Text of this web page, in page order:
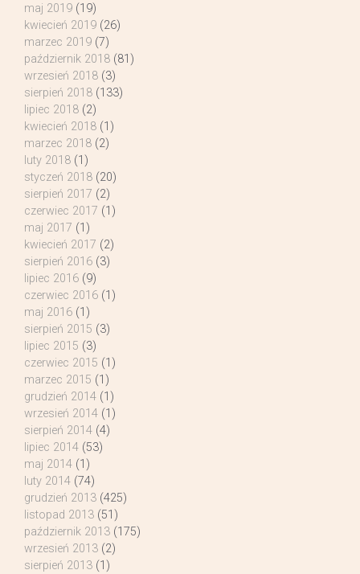
maj 2019 (19)
kwiecień 2019 (26)
marzec 2019 (7)
październik 2018 (81)
wrzesień 2018 (3)
sierpień 2018 (133)
lipiec 2018 (2)
kwiecień 2018 (1)
marzec 2018 (2)
luty 2018 (1)
styczeń 2018 (20)
sierpień 2017 (2)
czerwiec 2017 (1)
maj 2017 (1)
kwiecień 2017 (2)
sierpień 2016 (3)
lipiec 2016 (9)
czerwiec 2016 (1)
maj 2016 (1)
sierpień 2015 (3)
lipiec 2015 (3)
czerwiec 2015 (1)
marzec 2015 (1)
grudzień 2014 (1)
wrzesień 2014 (1)
sierpień 2014 (4)
lipiec 2014 (53)
maj 2014 (1)
luty 2014 (74)
grudzień 2013 (425)
listopad 2013 (51)
październik 2013 (175)
wrzesień 2013 (2)
sierpień 2013 (1)